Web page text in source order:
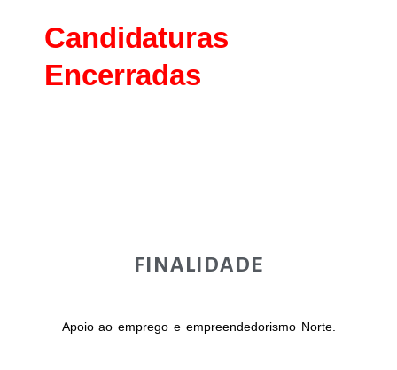
Norte
Candidaturas
Encerradas
FINALIDADE
Apoio ao emprego e empreendedorismo Norte.